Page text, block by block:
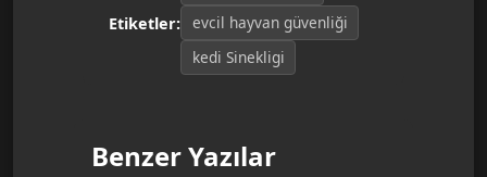
Etiketler: evcil hayvan güvenliği
kedi Sinekligi
Benzer Yazılar